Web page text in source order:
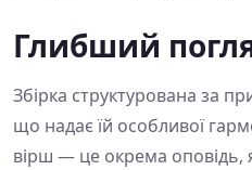
Глибший
Збірка структурована за
що надає їй особливої
вірш — це окрема оповідь,